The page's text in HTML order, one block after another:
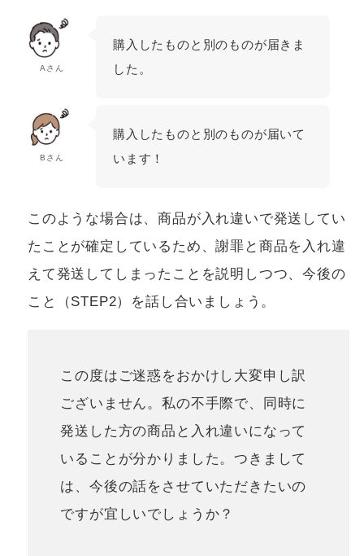
Aさん
購入したものと別のものが届きま
した。
Bさん
購入したものと別のものが届いて
います！
このような場合は、商品が入れ違いで発送してい
たことが確定しているため、謝罪と商品を入れ違
えて発送してしまったことを説明しつつ、今後の
こと（STEP2）を話し合いましょう。
この度はご迷惑をおかけし大変申し訳
ございません。私の不手際で、同時に
発送した方の商品と入れ違いになって
いることが分かりました。つきまして
は、今後の話をさせていただきたいの
ですが宜しいでしょうか？